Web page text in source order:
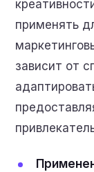
применять
зависит от